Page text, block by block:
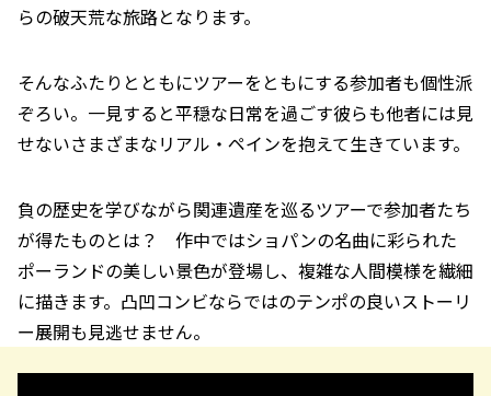
らの破天荒な旅路となります。
そんなふたりとともにツアーをともにする参加者も個性派
ぞろい。一見すると平穏な日常を過ごす彼らも他者には見
せないさまざまなリアル・ペインを抱えて生きています。
負の歴史を学びながら関連遺産を巡るツアーで参加者たち
が得たものとは？ 作中ではショパンの名曲に彩られた
ポーランドの美しい景色が登場し、複雑な人間模様を繊細
に描きます。凸凹コンビならではのテンポの良いストーリ
ー展開も見逃せません。